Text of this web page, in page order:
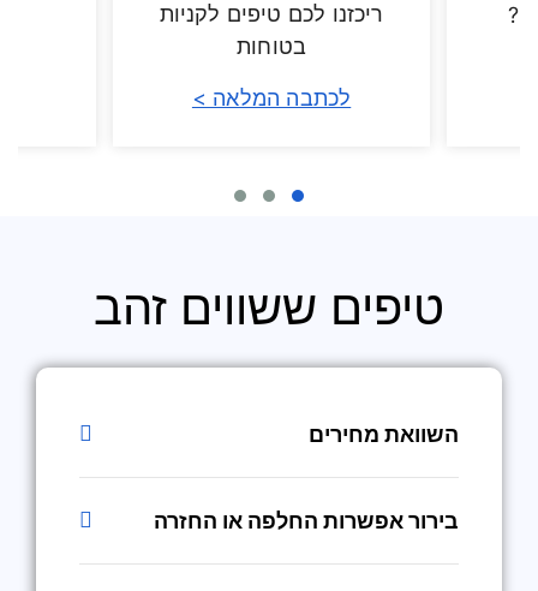
ריכזנו לכם טיפים לקניות
בטוחות
לכתבה המלאה >
טיפים ששווים זהב
השוואת מחירים
בירור אפשרות החלפה או החזרה